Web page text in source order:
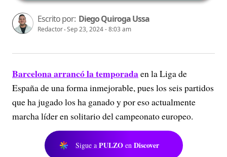
Escrito por: Diego Quiroga Ussa
Redactor Sep 23, 2024 - 8:03 am
Barcelona arrancó la temporadaen la Liga de
España de una forma inmejorable, pues los seis partidos
que ha jugado los ha ganado y por eso actualmente
marcha líder en solitario del campeonato europeo.
Sigue a PULZO en Discover